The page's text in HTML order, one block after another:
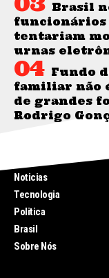
Brasil
funcionários
tentariam
urnas
Fundo
familiar não
de grandes
Rodrigo
Noticias
Tecnologia
Politica
Brasil
Sobre Nós